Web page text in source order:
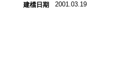
建檔日期 2001.03.19